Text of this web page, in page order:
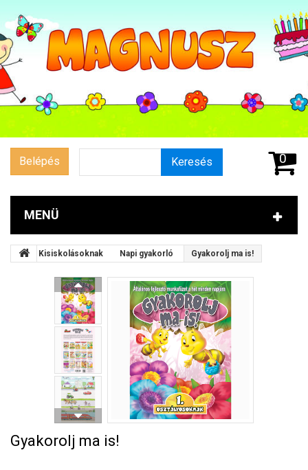
Belépés Keresés 0
MENÜ
Kisiskolásoknak Napi gyakorló Gyakorolj ma is!
Gyakorolj ma is!